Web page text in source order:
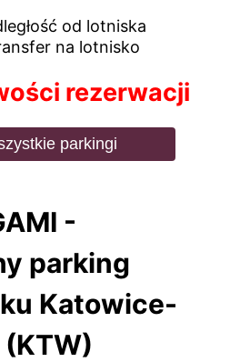
od lotniska
na lotnisko
rezerwacji
parkingi
-
parking
Katowice-